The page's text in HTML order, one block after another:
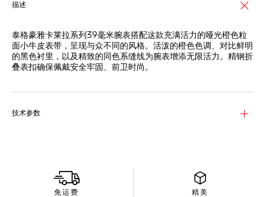
描述
泰格豪雅卡莱拉系列39毫米腕表搭配这款充满活力的哑光橙色粒
面小牛皮表带，呈现与众不同的风格。活泼的橙色色调、对比鲜明
的黑色衬里，以及精致的同色系缝线为腕表增添无限活力。精钢折
叠表扣确保佩戴安全牢固、前卫时尚。
技术参数
免运费
精美